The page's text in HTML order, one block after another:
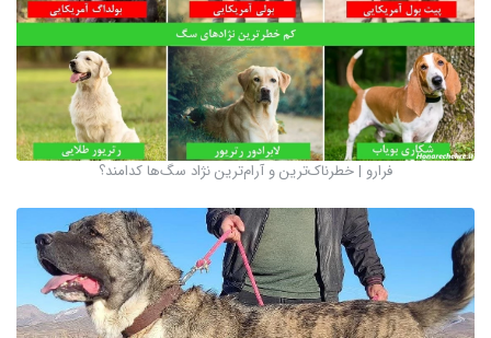
فرارو | خطرناک‌ترین و آرام‌ترین نژاد سگ‌ها کدامند؟